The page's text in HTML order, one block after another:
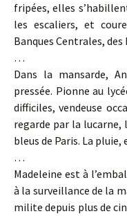
fripées, elles
les escaliers, et
Banques Centrales,
…
Dans la mansarde,
pressée. Pionne au
difficiles, vendeuse
regarde par la
bleus de Paris. La pluie,
…
Madeleine est à
à la surveillance de la
milite depuis plus de